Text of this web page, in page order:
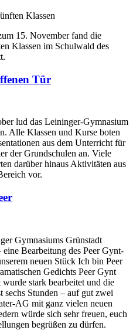
15. November fand die
Klassen im Schulwald des
Tür
lud das Leininger-Gymnasium
Alle Klassen und Kurse boten
aus dem Unterricht für
der Grundschulen an. Viele
darüber hinaus Aktivitäten aus
vor.
Gymnasiums Grünstadt
eine Bearbeitung des Peer Gynt-
neuen Stück Ich bin Peer
Gedichts Peer Gynt
stark bearbeitet und die
Stunden – auf gut zwei
AG mit ganz vielen neuen
würde sich sehr freuen, euch
begrüßen zu dürfen.